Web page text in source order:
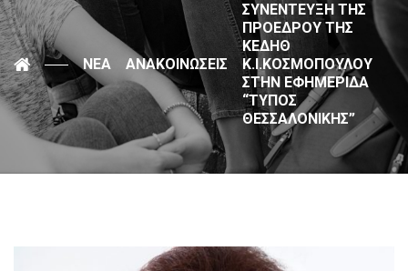
ΝΈΑ ΑΝΑΚΟΙΝΏΣΕΙΣ
ΣΥΝΈΝΤΕΥΞΗ ΤΗΣ
ΠΡΟΈΔΡΟΥ ΤΗΣ
ΚΕΔΗΘ
Κ.Ι.ΚΟΣΜΟΠΟΎΛΟΥ
ΣΤΗΝ ΕΦΗΜΕΡΊΔΑ
“ΤΎΠΟΣ
ΘΕΣΣΑΛΟΝΊΚΗΣ”